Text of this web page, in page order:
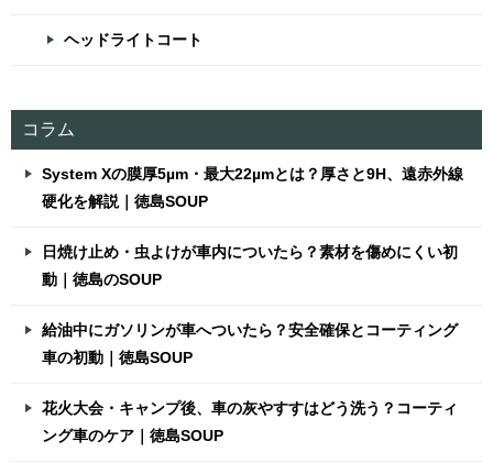
ヘッドライトコート
コラム
System Xの膜厚5µm・最大22µmとは？厚さと9H、遠赤外線
硬化を解説｜徳島SOUP
日焼け止め・虫よけが車内についたら？素材を傷めにくい初
動｜徳島のSOUP
給油中にガソリンが車へついたら？安全確保とコーティング
車の初動｜徳島SOUP
花火大会・キャンプ後、車の灰やすすはどう洗う？コーティ
ング車のケア｜徳島SOUP